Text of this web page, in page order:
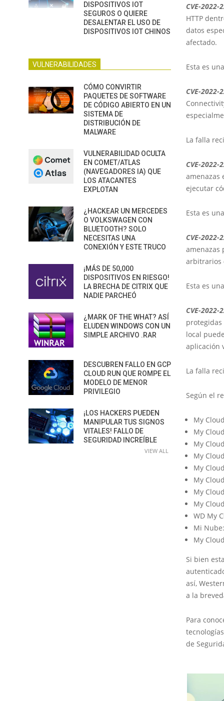
CVE-2022-
HTTP
datos
afectado.
Esta es
CVE-2022-
La falla
CVE-2022-
amenazas
ejecutar
Esta es
CVE-2022-
amenazas
arbitrarios
Esta es
CVE-2022-
local
aplicación
La falla
Según el
My
My
My
My
My
My
My
My
WD My
Mi
My
Si bien
así,
a la
Para
de
DISPOSITIVOS IOT
SEGUROS O QUIERE
DESALENTAR EL USO DE
DISPOSITIVOS IOT CHINOS
VULNERABILIDADES
CÓMO CONVIRTIR
PAQUETES DE SOFTWARE
DE CÓDIGO ABIERTO EN UN
SISTEMA DE
DISTRIBUCIÓN DE
MALWARE
VULNERABILIDAD OCULTA
EN COMET/ATLAS
(NAVEGADORES IA) QUE
LOS ATACANTES
EXPLOTAN
¿HACKEAR UN MERCEDES
O VOLKSWAGEN CON
BLUETOOTH? SOLO
NECESITAS UNA
CONEXIÓN Y ESTE TRUCO
¡MÁS DE 50,000
DISPOSITIVOS EN RIESGO!
LA BRECHA DE CITRIX QUE
NADIE PARCHEÓ
¿MARK OF THE WHAT? ASÍ
ELUDEN WINDOWS CON UN
SIMPLE ARCHIVO .RAR
DESCUBREN FALLO EN GCP
CLOUD RUN QUE ROMPE EL
MODELO DE MENOR
PRIVILEGIO
¡LOS HACKERS PUEDEN
MANIPULAR TUS SIGNOS
VITALES! FALLO DE
SEGURIDAD INCREÍBLE
VIEW ALL